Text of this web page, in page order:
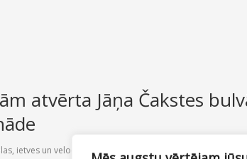
atvērta Jāņa Čakstes
ietves un veloceliņi , Zaļās zonas Mājas lapas